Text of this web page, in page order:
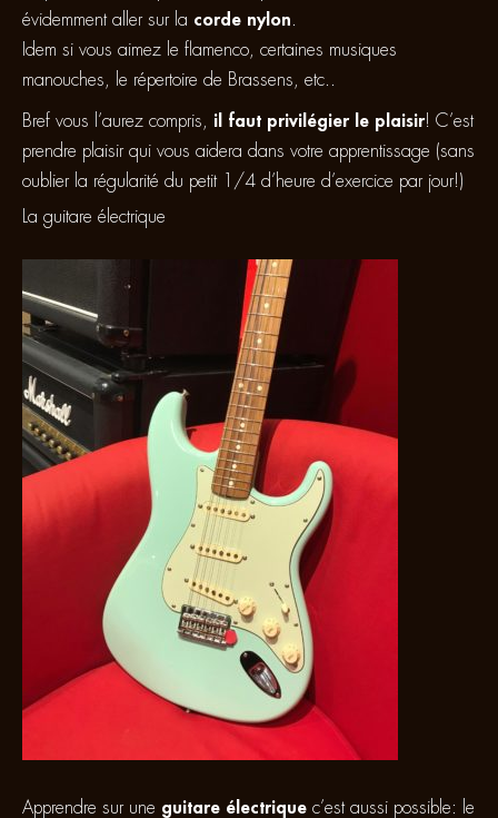
évidemment aller sur la corde nylon
Idem si vous aimez le flamenco, certaines musiques
manouches, le répertoire de Brassens, etc..
Bref vous l’aurez compris, il faut privilégier le plaisir! C’est
prendre plaisir qui vous aidera dans votre apprentissage (sans
oublier la régularité du petit 1/4 d’heure d’exercice par jour!)
La guitare électrique
Apprendre sur une guitare électrique c’est aussi possible: le